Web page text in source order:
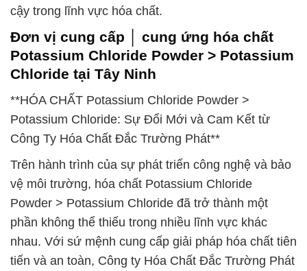
cậy trong lĩnh vực hóa chất.
Đơn vị cung cấp │ cung ứng hóa chất
Potassium Chloride Powder > Potassium
Chloride tại Tây Ninh
**HÓA CHẤT Potassium Chloride Powder >
Potassium Chloride: Sự Đổi Mới và Cam Kết từ
Công Ty Hóa Chất Đắc Trường Phát**
Trên hành trình của sự phát triển công nghệ và bảo
vệ môi trường, hóa chất Potassium Chloride
Powder > Potassium Chloride đã trở thành một
phần không thể thiếu trong nhiều lĩnh vực khác
nhau. Với sứ mệnh cung cấp giải pháp hóa chất tiên
tiến và an toàn, Công ty Hóa Chất Đắc Trường Phát